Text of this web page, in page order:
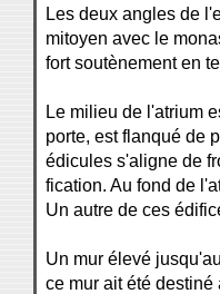
Les deux angles de
mitoyen avec le
fort soutènement en
Le milieu de l'atrium
porte, est flanqué de
édicules s'aligne de
fication. Au fond de
Un autre de ces
Un mur élevé
ce mur ait été